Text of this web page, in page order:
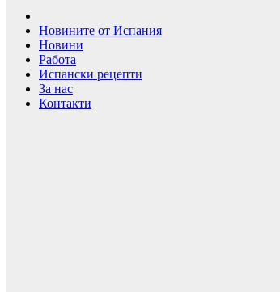
Новините от Испания
Новини
Работа
Испански рецепти
За нас
Контакти